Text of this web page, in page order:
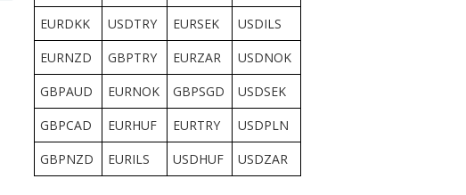
EURDKK
USDTRY EURSEK
USDILS
EURNZD
GBPTRY EURZAR
USDNOK
GBPAUD
EURNOK GBPSGD
USDSEK
GBPCAD
EURHUF EURTRY
USDPLN
GBPNZD
EURILS USDHUF USDZAR